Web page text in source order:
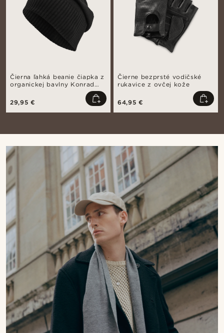
Čierna ľahká beanie čiapka z
organickej bavlny Konrad
29,95 €
Čierne bezprsté vodičské
rukavice z ovčej kože
64,95 €